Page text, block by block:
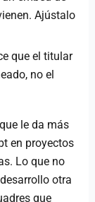
Ajústalo
que el titular
no el
le da más
en proyectos
Lo que no
otra
que